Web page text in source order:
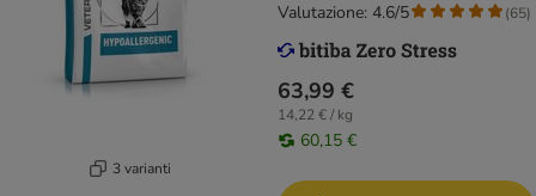
3 varianti
63,99 €
14,22 € / kg
60,15 €
Valutazione: 4.6/5 (65)